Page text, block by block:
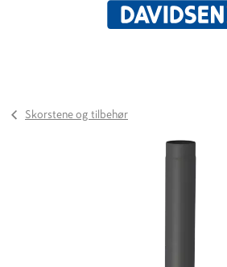
Skorstene og tilbehør